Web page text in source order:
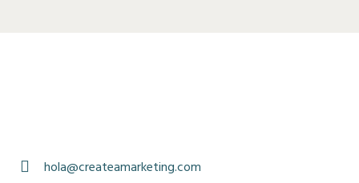
hola@createamarketing.com